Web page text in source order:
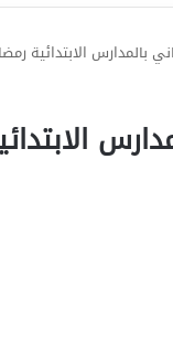
الابتدائية رمضان 1440 /